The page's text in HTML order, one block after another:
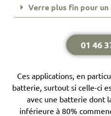
Verre plus fin pour
01 46
Ces applications, en
batterie, surtout si celle-ci
avec une batterie dont
inférieure à 80%